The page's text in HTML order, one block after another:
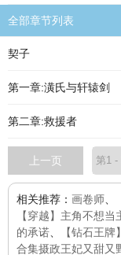
全部章节列表
契子
第一章:潢氏与轩辕剑
第二章:救援者
上一页
相关推荐： 画卷师
【穿越】主角不想当
的承诺
【钻石王
合集摄政王妃又甜又